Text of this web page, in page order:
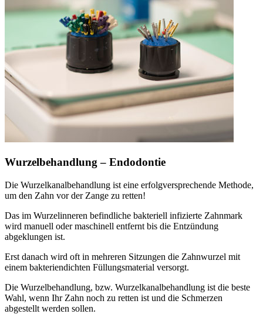
Wurzelbehandlung – Endodontie
Die Wurzelkanalbehandlung ist eine erfolgversprechende Methode,
um den Zahn vor der Zange zu retten!
Das im Wurzelinneren befindliche bakteriell infizierte Zahnmark
wird manuell oder maschinell entfernt bis die Entzündung
abgeklungen ist.
Erst danach wird oft in mehreren Sitzungen die Zahnwurzel mit
einem bakteriendichten Füllungsmaterial versorgt.
Die Wurzelbehandlung, bzw. Wurzelkanalbehandlung ist die beste
Wahl, wenn Ihr Zahn noch zu retten ist und die Schmerzen
abgestellt werden sollen.